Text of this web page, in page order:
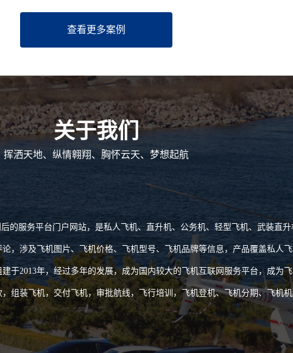
查看更多案例
关于我们
挥洒天地、纵情翱翔、胸怀云天、梦想起航
服务平台门户网站，是私人飞机、直升机、公务机、轻型飞机、武装直升
，涉及飞机图片、飞机价格、飞机型号、飞机品牌等信息，产品覆盖私人
于2013年，经过多年的发展，成为国内较大的飞机互联网服务平台，成为
组装飞机，交付飞机，审批航线，飞行培训，飞机登机、飞机分期、飞机